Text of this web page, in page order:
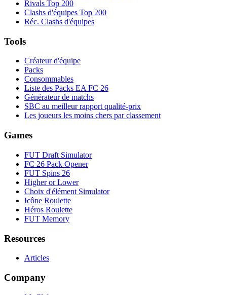
Rivals Top 200
Clashs d'équipes Top 200
Réc. Clashs d'équipes
Tools
Créateur d'équipe
Packs
Consommables
Liste des Packs EA FC 26
Générateur de matchs
SBC au meilleur rapport qualité-prix
Les joueurs les moins chers par classement
Games
FUT Draft Simulator
FC 26 Pack Opener
FUT Spins 26
Higher or Lower
Choix d'élément Simulator
Icône Roulette
Héros Roulette
FUT Memory
Resources
Articles
Company